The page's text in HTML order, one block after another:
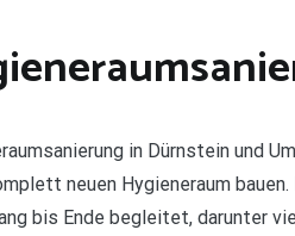
in Dürnstein und
neuen Hygieneraum
bis Ende begleitet, darunter